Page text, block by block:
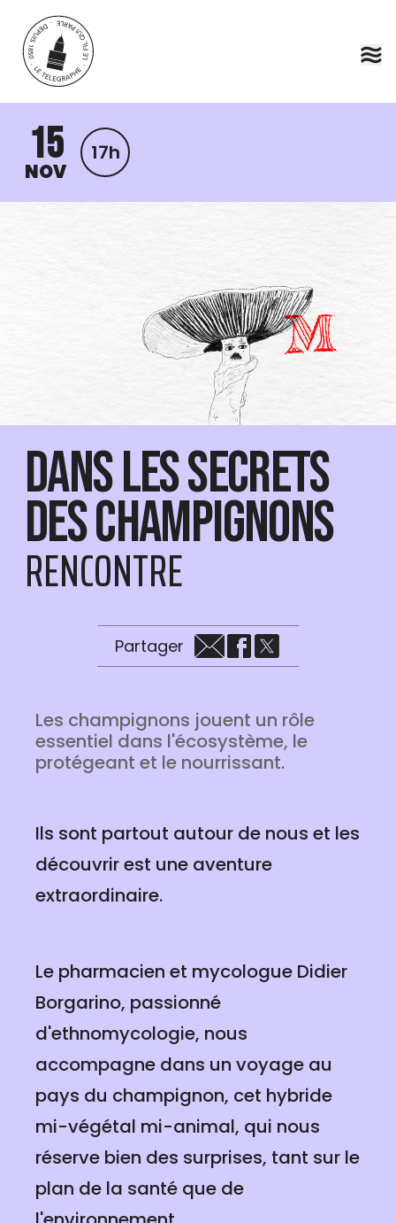
Aller au contenu principal
15
NOV
17h
Dans les secrets
des champignons
RENCONTRE
Partager
Les champignons jouent un rôle
essentiel dans l'écosystème, le
protégeant et le nourrissant.
Ils sont partout autour de nous et les
découvrir est une aventure
extraordinaire.
Le pharmacien et mycologue Didier
Borgarino, passionné
d'ethnomycologie, nous
accompagne dans un voyage au
pays du champignon, cet hybride
mi-végétal mi-animal, qui nous
réserve bien des surprises, tant sur le
plan de la santé que de